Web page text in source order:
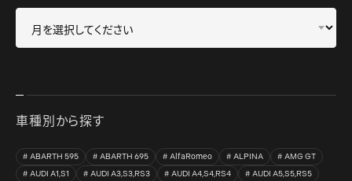
車種別から探す
ABARTH 595 ABARTH 695 AlfaRomeo ALPINA
AMG GT
AUDI A1,S1
AUDI A3,S3,RS3 AUDI A4,S4,RS4
AUDI A5,S5,RS5